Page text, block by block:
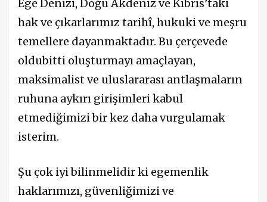
Ege Denizi, Doğu Akdeniz ve Kıbrıs’taki
hak ve çıkarlarımız tarihî, hukuki ve meşru
temellere dayanmaktadır. Bu çerçevede
oldubitti oluşturmayı amaçlayan,
maksimalist ve uluslararası antlaşmaların
ruhuna aykırı girişimleri kabul
etmediğimizi bir kez daha vurgulamak
isterim.
Şu çok iyi bilinmelidir ki egemenlik
haklarımızı, güvenliğimizi ve